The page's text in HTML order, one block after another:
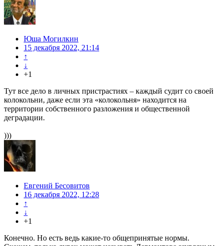
Юша Могилкин
15 декабря 2022, 21:14
↑
↓
+1
Тут все дело в личных пристрастиях – каждый судит со своей
колокольни, даже если эта «колокольня» находится на
территории собственного разложения и общественной
деградации.
)))
Евгений Бесовитов
16 декабря 2022, 12:28
↑
↓
+1
Конечно. Но есть ведь какие-то общепринятые нормы.